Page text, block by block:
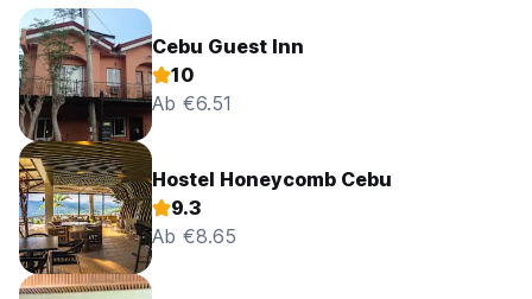
Cebu Guest Inn
10
Ab €6.51
Hostel Honeycomb Cebu
9.3
Ab €8.65